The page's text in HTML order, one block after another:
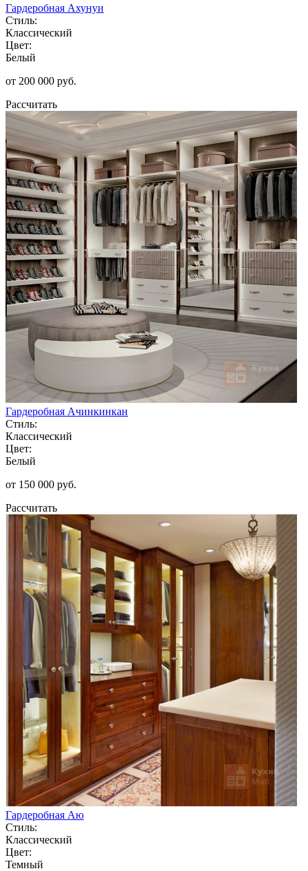
Гардеробная Ахунуи
Стиль:
Классический
Цвет:
Белый
от 200 000 руб.
Рассчитать
Гардеробная Ачинкинкан
Стиль:
Классический
Цвет:
Белый
от 150 000 руб.
Рассчитать
Гардеробная Аю
Стиль:
Классический
Цвет:
Темный